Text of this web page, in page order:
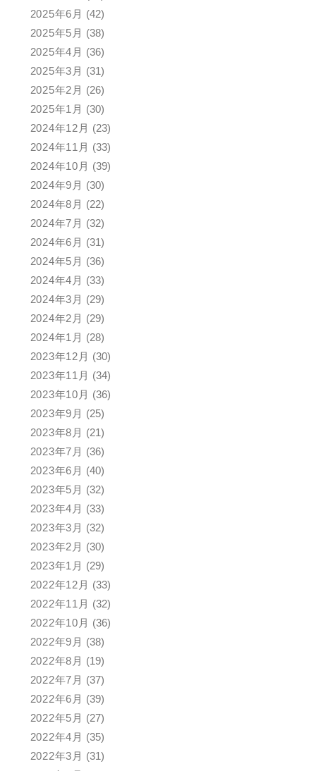
2025年6月 (42)
2025年5月 (38)
2025年4月 (36)
2025年3月 (31)
2025年2月 (26)
2025年1月 (30)
2024年12月 (23)
2024年11月 (33)
2024年10月 (39)
2024年9月 (30)
2024年8月 (22)
2024年7月 (32)
2024年6月 (31)
2024年5月 (36)
2024年4月 (33)
2024年3月 (29)
2024年2月 (29)
2024年1月 (28)
2023年12月 (30)
2023年11月 (34)
2023年10月 (36)
2023年9月 (25)
2023年8月 (21)
2023年7月 (36)
2023年6月 (40)
2023年5月 (32)
2023年4月 (33)
2023年3月 (32)
2023年2月 (30)
2023年1月 (29)
2022年12月 (33)
2022年11月 (32)
2022年10月 (36)
2022年9月 (38)
2022年8月 (19)
2022年7月 (37)
2022年6月 (39)
2022年5月 (27)
2022年4月 (35)
2022年3月 (31)